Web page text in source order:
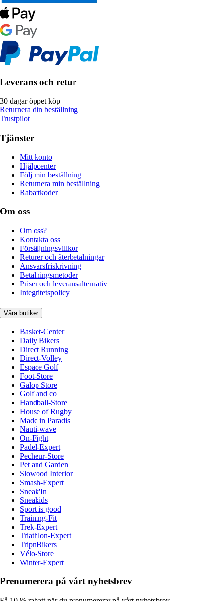
Leverans och retur
30 dagar öppet köp
Returnera din beställning
Trustpilot
Tjänster
Mitt konto
Hjälpcenter
Följ min beställning
Returnera min beställning
Rabattkoder
Om oss
Om oss?
Kontakta oss
Försäljningsvillkor
Returer och återbetalningar
Ansvarsfriskrivning
Betalningsmetoder
Priser och leveransalternativ
Integritetspolicy
Våra butiker
Basket-Center
Daily Bikers
Direct Running
Direct-Volley
Espace Golf
Foot-Store
Galop Store
Golf and co
Handball-Store
House of Rugby
Made in Paradis
Nauti-wave
On-Fight
Padel-Expert
Pecheur-Store
Pet and Garden
Slowood Interior
Smash-Expert
Sneak'In
Sneakids
Sport is good
Training-Fit
Trek-Expert
Triathlon-Expert
TripnBikers
Vélo-Store
Winter-Expert
Prenumerera på vårt nyhetsbrev